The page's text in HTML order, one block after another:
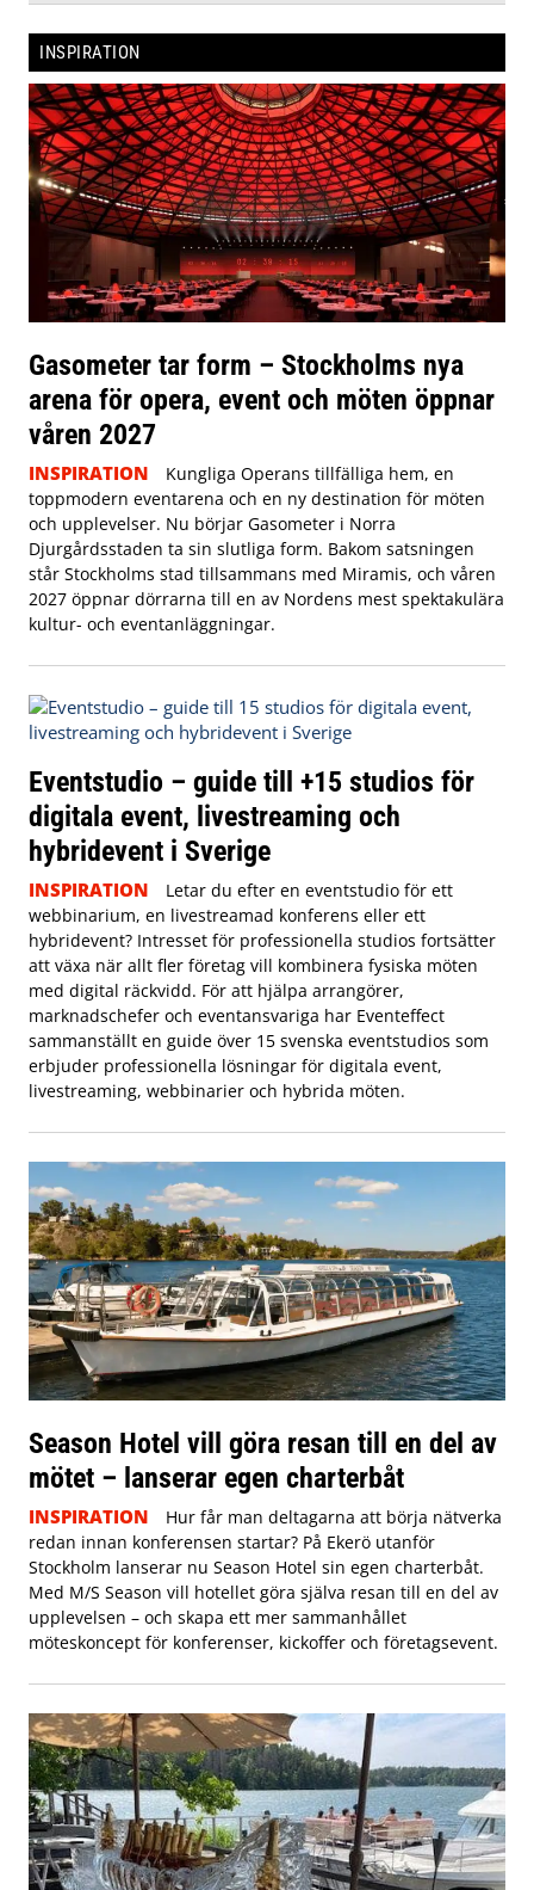
INSPIRATION
Gasometer tar form – Stockholms nya
arena för opera, event och möten öppnar
våren 2027
INSPIRATION
Kungliga Operans tillfälliga hem, en
toppmodern eventarena och en ny destination för möten
och upplevelser. Nu börjar Gasometer i Norra
Djurgårdsstaden ta sin slutliga form. Bakom satsningen
står Stockholms stad tillsammans med Miramis, och våren
2027 öppnar dörrarna till en av Nordens mest spektakulära
kultur- och eventanläggningar.
Eventstudio – guide till +15 studios för
digitala event, livestreaming och
hybridevent i Sverige
INSPIRATION
Letar du efter en eventstudio för ett
webbinarium, en livestreamad konferens eller ett
hybridevent? Intresset för professionella studios fortsätter
att växa när allt fler företag vill kombinera fysiska möten
med digital räckvidd. För att hjälpa arrangörer,
marknadschefer och eventansvariga har Eventeffect
sammanställt en guide över 15 svenska eventstudios som
erbjuder professionella lösningar för digitala event,
livestreaming, webbinarier och hybrida möten.
Season Hotel vill göra resan till en del av
mötet – lanserar egen charterbåt
INSPIRATION
Hur får man deltagarna att börja nätverka
redan innan konferensen startar? På Ekerö utanför
Stockholm lanserar nu Season Hotel sin egen charterbåt.
Med M/S Season vill hotellet göra själva resan till en del av
upplevelsen – och skapa ett mer sammanhållet
möteskoncept för konferenser, kickoffer och företagsevent.